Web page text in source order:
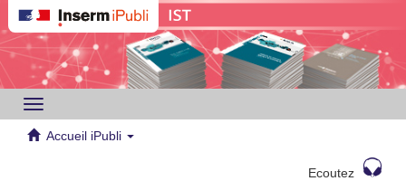
Toggle
navigation
Accueil iPubli
Ecoutez